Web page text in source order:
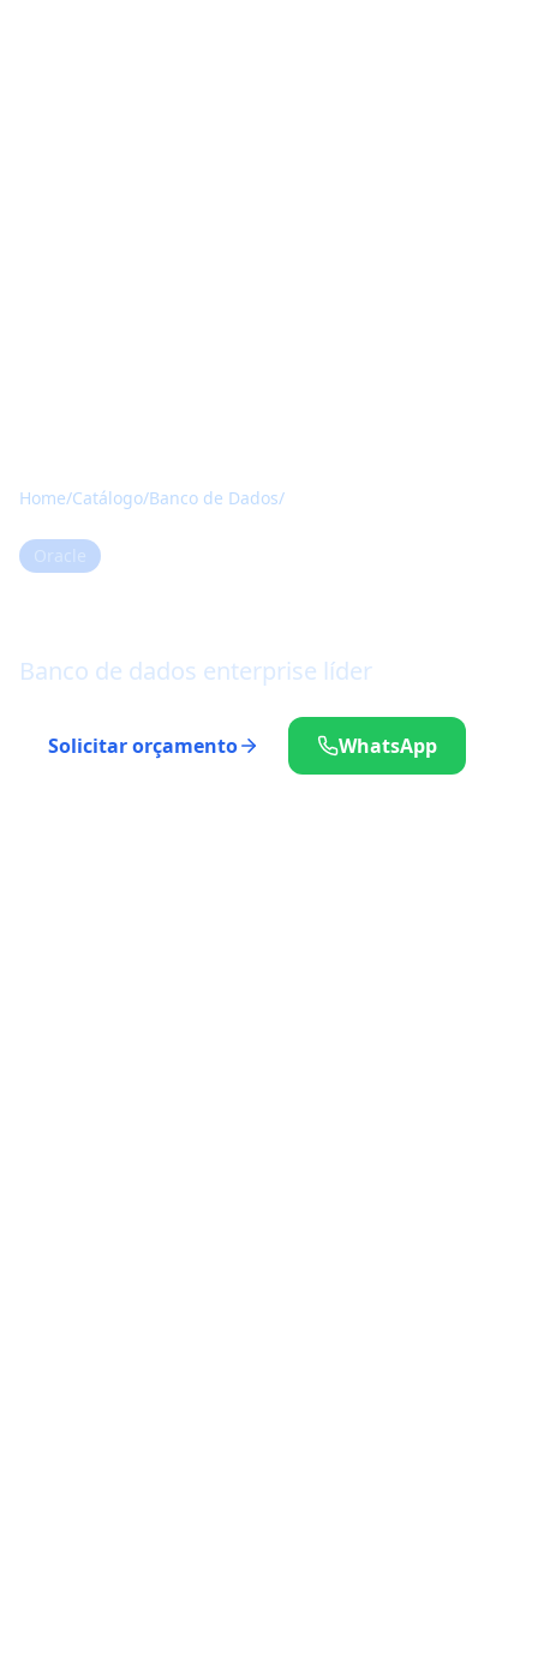
Home/Catálogo/Banco de Dados/
Oracle
Banco de dados enterprise líder
Solicitar orçamento WhatsApp